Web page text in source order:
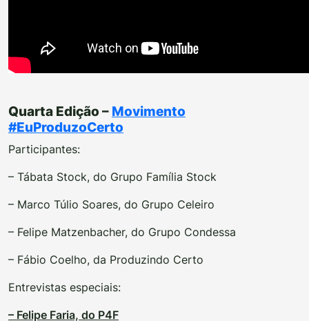
Quarta Edição – Movimento
#EuProduzoCerto
Participantes:
– Tábata Stock, do Grupo Família Stock
– Marco Túlio Soares, do Grupo Celeiro
– Felipe Matzenbacher, do Grupo Condessa
– Fábio Coelho, da Produzindo Certo
Entrevistas especiais:
– Felipe Faria, do P4F